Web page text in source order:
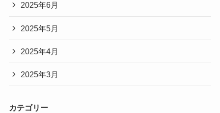
2025年6月
2025年5月
2025年4月
2025年3月
カテゴリー